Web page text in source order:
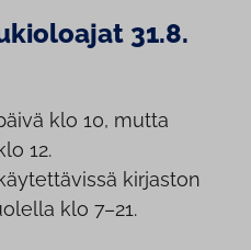
31.8.
klo 10, mutta
12.
kirjaston
klo 7–21.